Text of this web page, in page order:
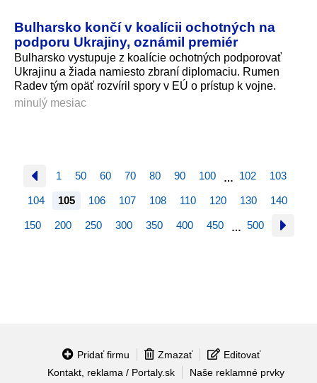
Bulharsko končí v koalícii ochotných na
podporu Ukrajiny, oznámil premiér
Bulharsko vystupuje z koalície ochotných podporovať
Ukrajinu a žiada namiesto zbraní diplomaciu. Rumen
Radev tým opäť rozvíril spory v EÚ o prístup k vojne.
minulý mesiac
1 50 60 70 80 90 100 … 102 103
104 105 106 107 108 110 120 130 140
150 200 250 300 350 400 450 … 500
Pridať firmu Zmazať
Editovať
Kontakt, reklama / Portaly.sk
Naše reklamné prvky